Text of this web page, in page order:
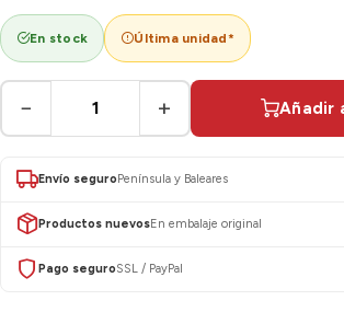
En stock Última unidad*
− + Añadir
Envío seguroPenínsula y Baleares
Productos nuevosEn embalaje original
Pago seguroSSL / PayPal